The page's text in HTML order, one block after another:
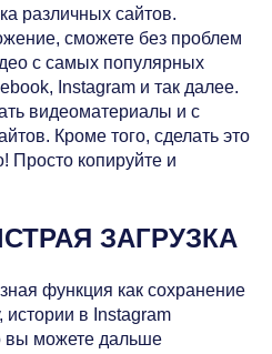
различных сайтов.
сможете без проблем
с самых популярных
Instagram и так далее.
видеоматериалы и с
Кроме того, сделать это
Просто копируйте и
ЗАГРУЗКА
функция как сохранение
в Instagram
вы можете дальше